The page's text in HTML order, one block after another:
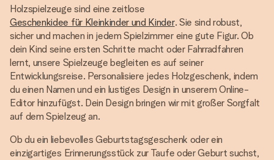
Holzspielzeuge sind eine zeitlose
Geschenkidee für Kleinkinder und Kinder. Sie sind robust,
sicher und machen in jedem Spielzimmer eine gute Figur. Ob
dein Kind seine ersten Schritte macht oder Fahrradfahren
lernt, unsere Spielzeuge begleiten es auf seiner
Entwicklungsreise. Personalisiere jedes Holzgeschenk, indem
du einen Namen und ein lustiges Design in unserem Online-
Editor hinzufügst. Dein Design bringen wir mit großer Sorgfalt
auf dem Spielzeug an.
Ob du ein liebevolles Geburtstagsgeschenk oder ein
einzigartiges Erinnerungsstück zur Taufe oder Geburt suchst,